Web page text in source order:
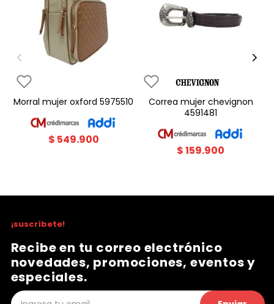
morral mujer oxford 5975510
$ 549.900
correa mujer chevignon
4591481
$159.900
¡suscríbete!
Recibe en tu correo electrónico
novedades, promociones, eventos y
especiales.